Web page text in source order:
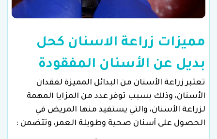
مميزات زراعة الاسنان كحل
بديل عن الأسنان المفقودة
تعتبر زراعة الأسنان من البدائل المميزة لفقدان
الأسنان، وذلك بسبب توفر عدد من المزايا المهمة
لزراعة الأسنان، والتي يستفيد منها المريض في
الحصول على أسنان صحية وطويلة العمر، وتتضمن :